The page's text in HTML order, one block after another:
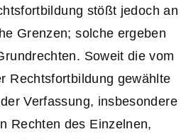
stößt jedoch an
Grenzen; solche ergeben
Soweit die vom
Rechtsfortbildung gewählte
Verfassung, insbesondere
Rechten des Einzelnen,